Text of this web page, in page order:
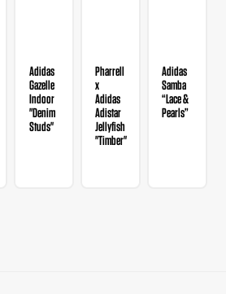
Adidas
Gazelle
Indoor
"Denim
Studs"
Pharrell
x
Adidas
Adistar
Jellyfish
"Timber"
Adidas
Samba
“Lace &
Pearls”